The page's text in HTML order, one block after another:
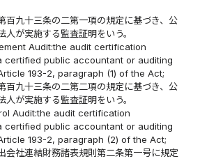
百九十三条の二第一項の規定に基づき、公
人が実施する監査証明をいう。
Audit:the audit certification
certified public accountant or auditing
193-2, paragraph (1) of the Act;
百九十三条の二第二項の規定に基づき、公
人が実施する監査証明をいう。
Audit:the audit certification
certified public accountant or auditing
193-2, paragraph (2) of the Act;
会社連結財務諸表規則第二条第一号に規定